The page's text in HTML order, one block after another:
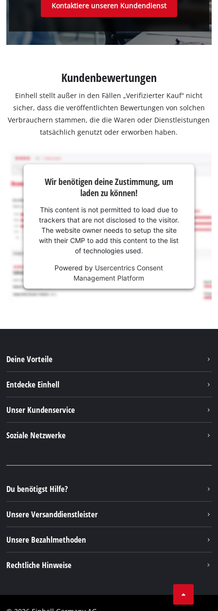
Kontaktiere unseren Kundendienst
Kundenbewertungen
Einhell stellt außer in den Fällen „Verifizierter Kauf“ nicht
sicher, dass die veröffentlichten Bewertungen von solchen
Verbrauchern stammen, die die Waren oder Dienstleistungen
tatsächlich genutzt oder erworben haben.
Wir benötigen deine Zustimmung, um
laden zu können!
This content is not permitted to load due to
trackers that are not disclosed to the visitor.
The website owner needs to setup the site
with their CMP to add this content to the list
of technologies used.
Powered by Usercentrics Consent
Management Platform
Deine Vorteile
Entdecke Einhell
Nachhaltigkeit
Unser Kundenservice
FAQs
Rücksendungen / Widerruf
Verpackungsrichtlinien
Hinweise zur Batterieentsorgung
Vertrag widerrufen
Soziale Netzwerke
Instagram
TikTok
Pinterest
Linkedin
Du benötigst Hilfe?
Unsere Versanddienstleister
Unsere Bezahlmethoden
Rechtliche Hinweise